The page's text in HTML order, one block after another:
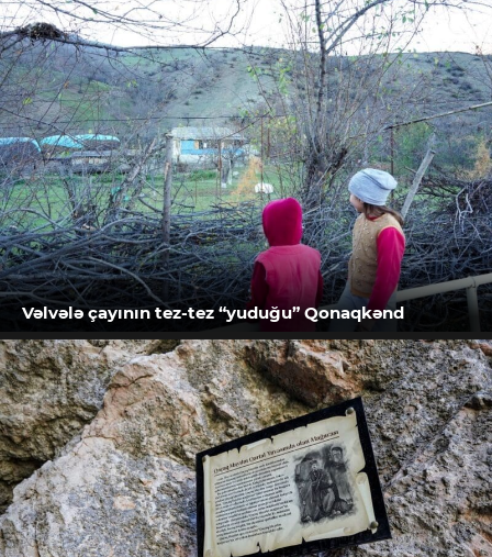
Vəlvələ çayının tez-tez “yuduğu” Qonaqkənd